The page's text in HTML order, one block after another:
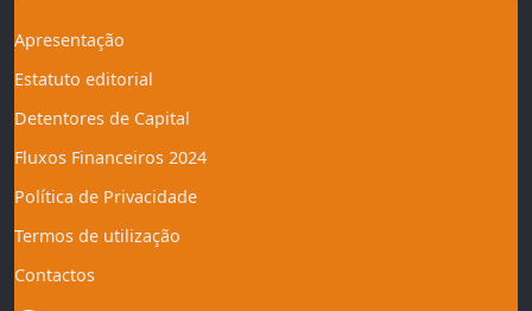
Apresentação
Estatuto editorial
Detentores de Capital
Fluxos Financeiros 2024
Política de Privacidade
Termos de utilização
Contactos